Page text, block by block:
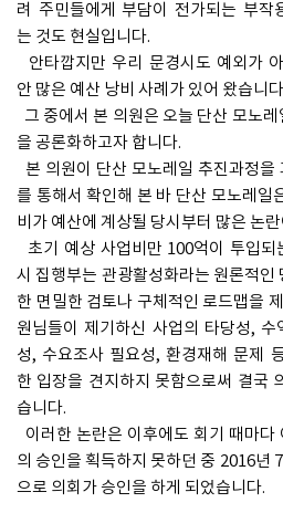
려 주민들에게 부담이 전가되는 부작
는 것도 현실입니다.
안타깝지만 우리 문경시도 예외가
안 많은 예산 낭비 사례가 있어 왔습니
그 중에서 본 의원은 오늘 단산 모노
을 공론화하고자 합니다.
본 의원이 단산 모노레일 추진과정을
를 통해서 확인해 본 바 단산 모노레일
비가 예산에 계상될 당시부터 많은 논
초기 예상 사업비만 100억이 투입되
시 집행부는 관광활성화라는 원론적인
한 면밀한 검토나 구체적인 로드맵을
원님들이 제기하신 사업의 타당성,
성, 수요조사 필요성, 환경재해 문제
한 입장을 견지하지 못함으로써 결국
습니다.
이러한 논란은 이후에도 회기 때마다
의 승인을 획득하지 못하던 중 2016년
으로 의회가 승인을 하게 되었습니다.